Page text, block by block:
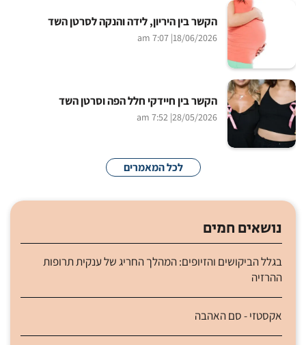
הקשר בין היריון, לידה והנקה לסרטן השד
18/06/2026
| 7:07 am
הקשר בין חיידקי חלל הפה וסרטן השד
28/05/2026
| 7:52 am
לכל המאמרים
נושאים חמים
בגלל הביקושים והזיופים: המהלך החריג של ענקית תרופות
ההרזיה
אקסטזי - סם האהבה